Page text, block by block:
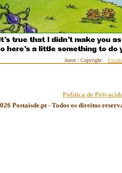
Autor / Copyright:
Política de
Postaisde.pt - Todos os direitos